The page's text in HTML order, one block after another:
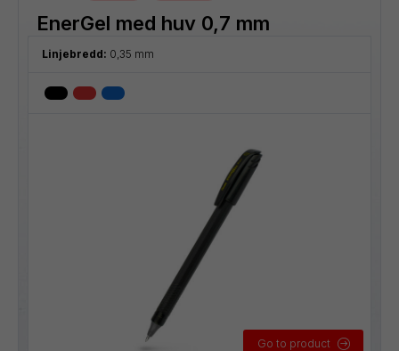
EnerGel med huv 0,7 mm
Linjebredd: 0,35 mm
Go to product